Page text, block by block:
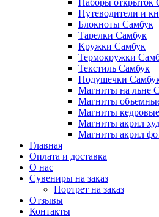
Наборы открыток
Путеводители и
Блокноты Самбук
Тарелки Самбук
Кружки Самбук
Термокружки
Текстиль Самбук
Подушечки
Магниты на льне
Магниты
Магниты
Магниты акрил
Магниты акрил
Главная
Оплата и доставка
О нас
Сувениры на заказ
Портрет на заказ
Отзывы
Контакты